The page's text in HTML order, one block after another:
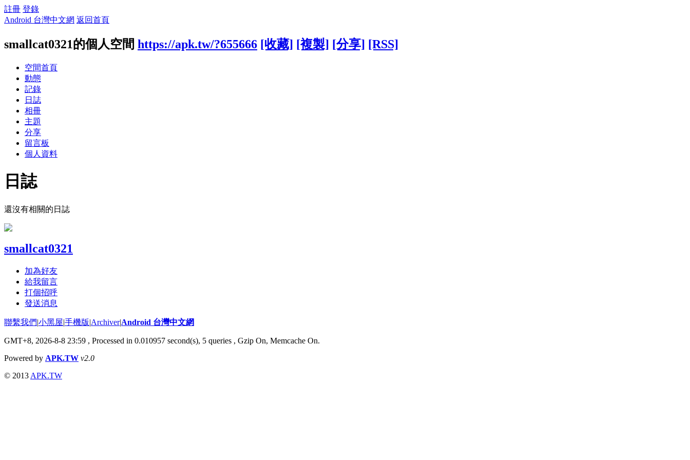
註冊 登錄
Android 台灣中文網 返回首頁
smallcat0321的個人空間 https://apk.tw/?655666 [收藏] [複製] [分享] [RSS]
空間首頁
動態
記錄
日誌
相冊
主題
分享
留言板
個人資料
日誌
還沒有相關的日誌
smallcat0321
加為好友
給我留言
打個招呼
發送消息
聯繫我們|小黑屋|手機版|Archiver|Android 台灣中文網
GMT+8, 2026-8-8 23:59 , Processed in 0.010957 second(s), 5 queries , Gzip On, Memcache On.
Powered by APK.TW v2.0
© 2013 APK.TW